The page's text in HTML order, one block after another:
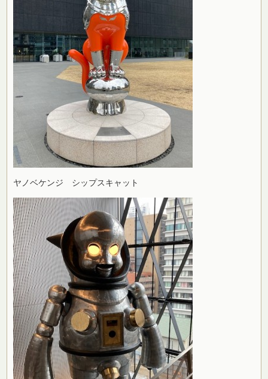
ヤノベケンジ シップスキャット